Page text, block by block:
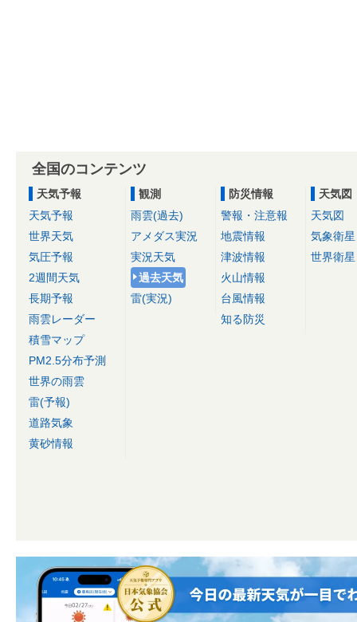
全国のコンテンツ
天気予報
天気予報
世界天気
気圧予報
2週間天気
長期予報
雨雲レーダー
積雪マップ
PM2.5分布予測
世界の雨雲
雷(予報)
道路気象
黄砂情報
観測
雨雲(過去)
アメダス実況
実況天気
過去天気
雷(実況)
防災情報
警報・注意報
地震情報
津波情報
火山情報
台風情報
知る防災
天気図
天気図
気象衛星
世界衛星